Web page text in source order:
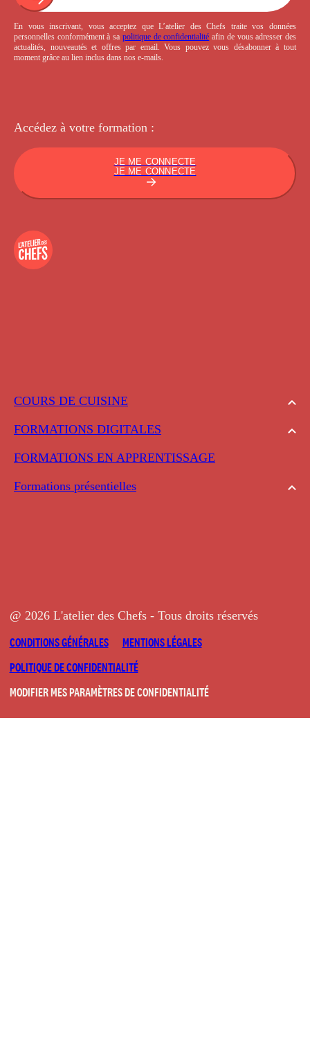
COURS DE CUISINE
FORMATIONS DIGITALES
FORMATIONS EN APPRENTISSAGE
Formations présentielles
En vous inscrivant, vous acceptez que L’atelier des Chefs traite vos données
personnelles conformément à sa politique de confidentialité afin de vous adresser des
actualités, nouveautés et offres par email. Vous pouvez vous désabonner à tout
moment grâce au lien inclus dans nos e-mails.
Accédez à votre formation :
JE ME CONNECTE
JE ME CONNECTE
@ 2026 L'atelier des Chefs - Tous droits réservés
CONDITIONS GÉNÉRALES
MENTIONS LÉGALES
POLITIQUE DE CONFIDENTIALITÉ
MODIFIER MES PARAMÈTRES DE CONFIDENTIALITÉ